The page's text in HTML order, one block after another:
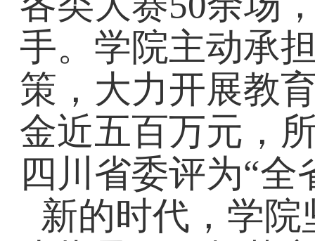
手。学院主动承
策，大力开展教
金近五百万元，
四川省委评为“全
新的时代，学